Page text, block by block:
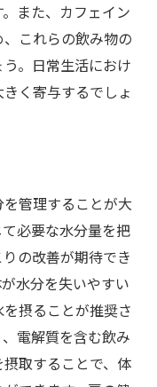
また、カフェイン
これらの飲み物の
。日常生活におけ
く寄与するでしょ
管理することが大
必要な水分量を把
の改善が期待でき
水分を失いやすい
摂ることが推奨さ
電解質を含む飲み
取することで、体